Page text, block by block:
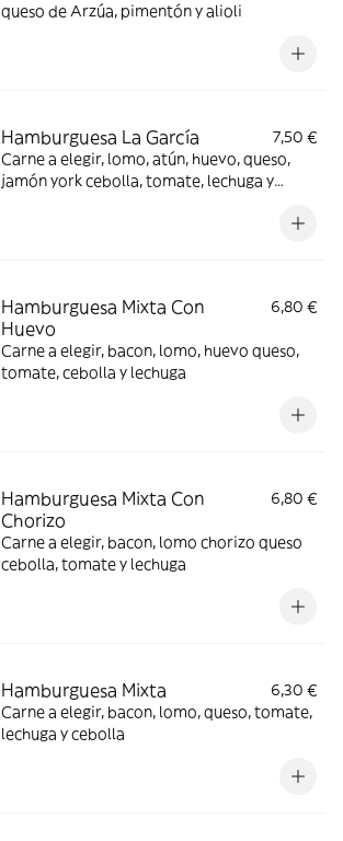
queso de Arzúa, pimentón y alioli
Hamburguesa La García
7,50 €
Carne a elegir, lomo, atún, huevo, queso,
jamón york cebolla, tomate, lechuga y
Hamburguesa Mixta Con
Huevo
6,80 €
Carne a elegir, bacon, lomo, huevo queso,
tomate, cebolla y lechuga
Hamburguesa Mixta Con
Chorizo
6,80 €
Carne a elegir, bacon, lomo chorizo queso
cebolla, tomate y lechuga
Hamburguesa Mixta
6,30 €
Carne a elegir, bacon, lomo, queso, tomate,
lechuga y cebolla